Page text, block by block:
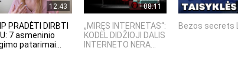
12:43
PRADĖTI DIRBTI
7 asmeninio
patarimai...
08:11
„MIRĘS INTERNETAS“:
KODĖL DIDŽIOJI DALIS
INTERNETO NĖRA...
Bezos secrets